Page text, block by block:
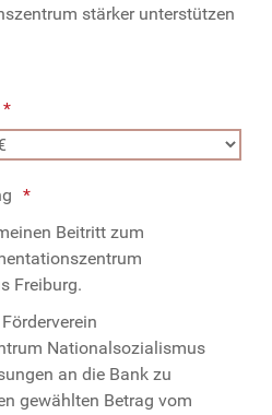
stärker unterstützen
Beitritt zum
Freiburg.
Nationalsozialismus
an die Bank zu
Betrag vom